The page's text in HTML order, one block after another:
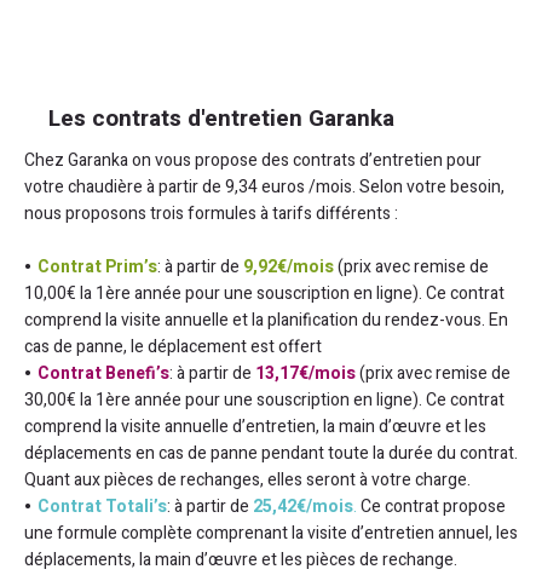
Les contrats d'entretien Garanka
Chez Garanka on vous propose des contrats d’entretien pour
votre chaudière à partir de 9,34 euros /mois. Selon votre besoin,
nous proposons trois formules à tarifs différents :
Contrat Prim’s: à partir de 9,92€/mois(prix avec remise de
10,00€ la 1ère année pour une souscription en ligne). Ce contrat
comprend la visite annuelle et la planification du rendez-vous. En
cas de panne, le déplacement est offert
Contrat Benefi’s: à partir de 13,17€/mois(prix avec remise de
30,00€ la 1ère année pour une souscription en ligne). Ce contrat
comprend la visite annuelle d’entretien, la main d’œuvre et les
déplacements en cas de panne pendant toute la durée du contrat.
Quant aux pièces de rechanges, elles seront à votre charge.
Contrat Totali’s: à partir de 25,42€/mois.Ce contrat propose
une formule complète comprenant la visite d’entretien annuel, les
déplacements, la main d’œuvre et les pièces de rechange.